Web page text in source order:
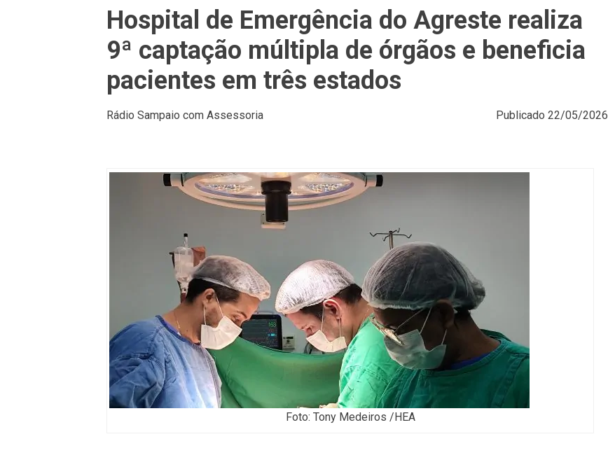
Hospital de Emergência do Agreste realiza
9ª captação múltipla de órgãos e beneficia
pacientes em três estados
Rádio Sampaio com Assessoria Publicado 22/05/2026
Foto: Tony Medeiros /HEA